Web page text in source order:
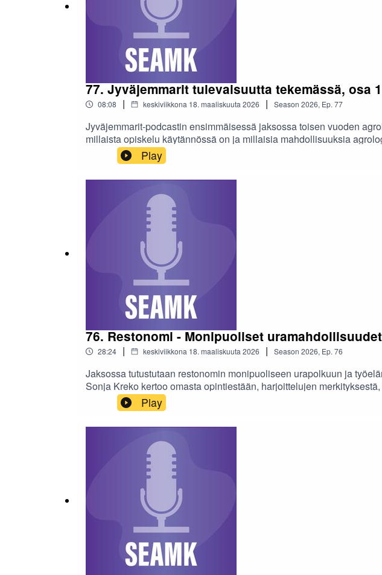
77. Jyväjemmarit tulevaisuutta tekemässä, osa
08:08 | keskiviikkona 18. maaliskuuta 2026 | Season 2026, Ep. 77
Jyväjemmarit‑podcastin ensimmäisessä jaksossa toisen vuoden
millaista opiskelu käytännössä on ja millaisia mahdollisuuksia
yrittäjyyteen painottuvista opinnoista sekä siitä, millaisille ihmisille
tulevaisuuden uraan maatalousalalla. Podcastin tekstivastine »
Play
76. Restonomi - Monipuoliset uramahdollisuudet
28:24 | keskiviikkona 18. maaliskuuta 2026 | Season 2026, Ep. 76
Jaksossa tutustutaan restonomin monipuoliseen urapolkuun ja
Sonja Kreko kertoo omasta opintiestään, harjoittelujen
kuullaan, miten restonomiopinnot tukevat matkailualaa ja
tekstivastine »
Play